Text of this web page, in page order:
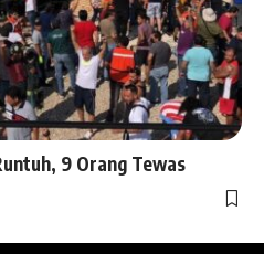
9 Orang Tewas